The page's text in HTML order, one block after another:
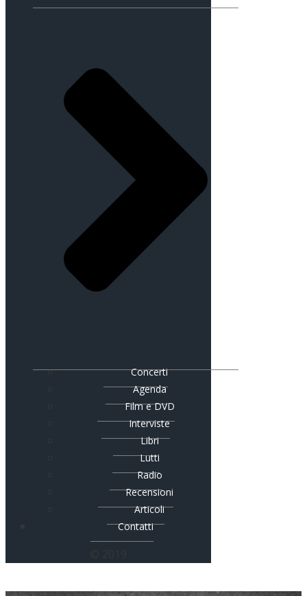
Concerti
Agenda
Film e DVD
Interviste
Libri
Lutti
Radio
Recensioni
Articoli
Contatti